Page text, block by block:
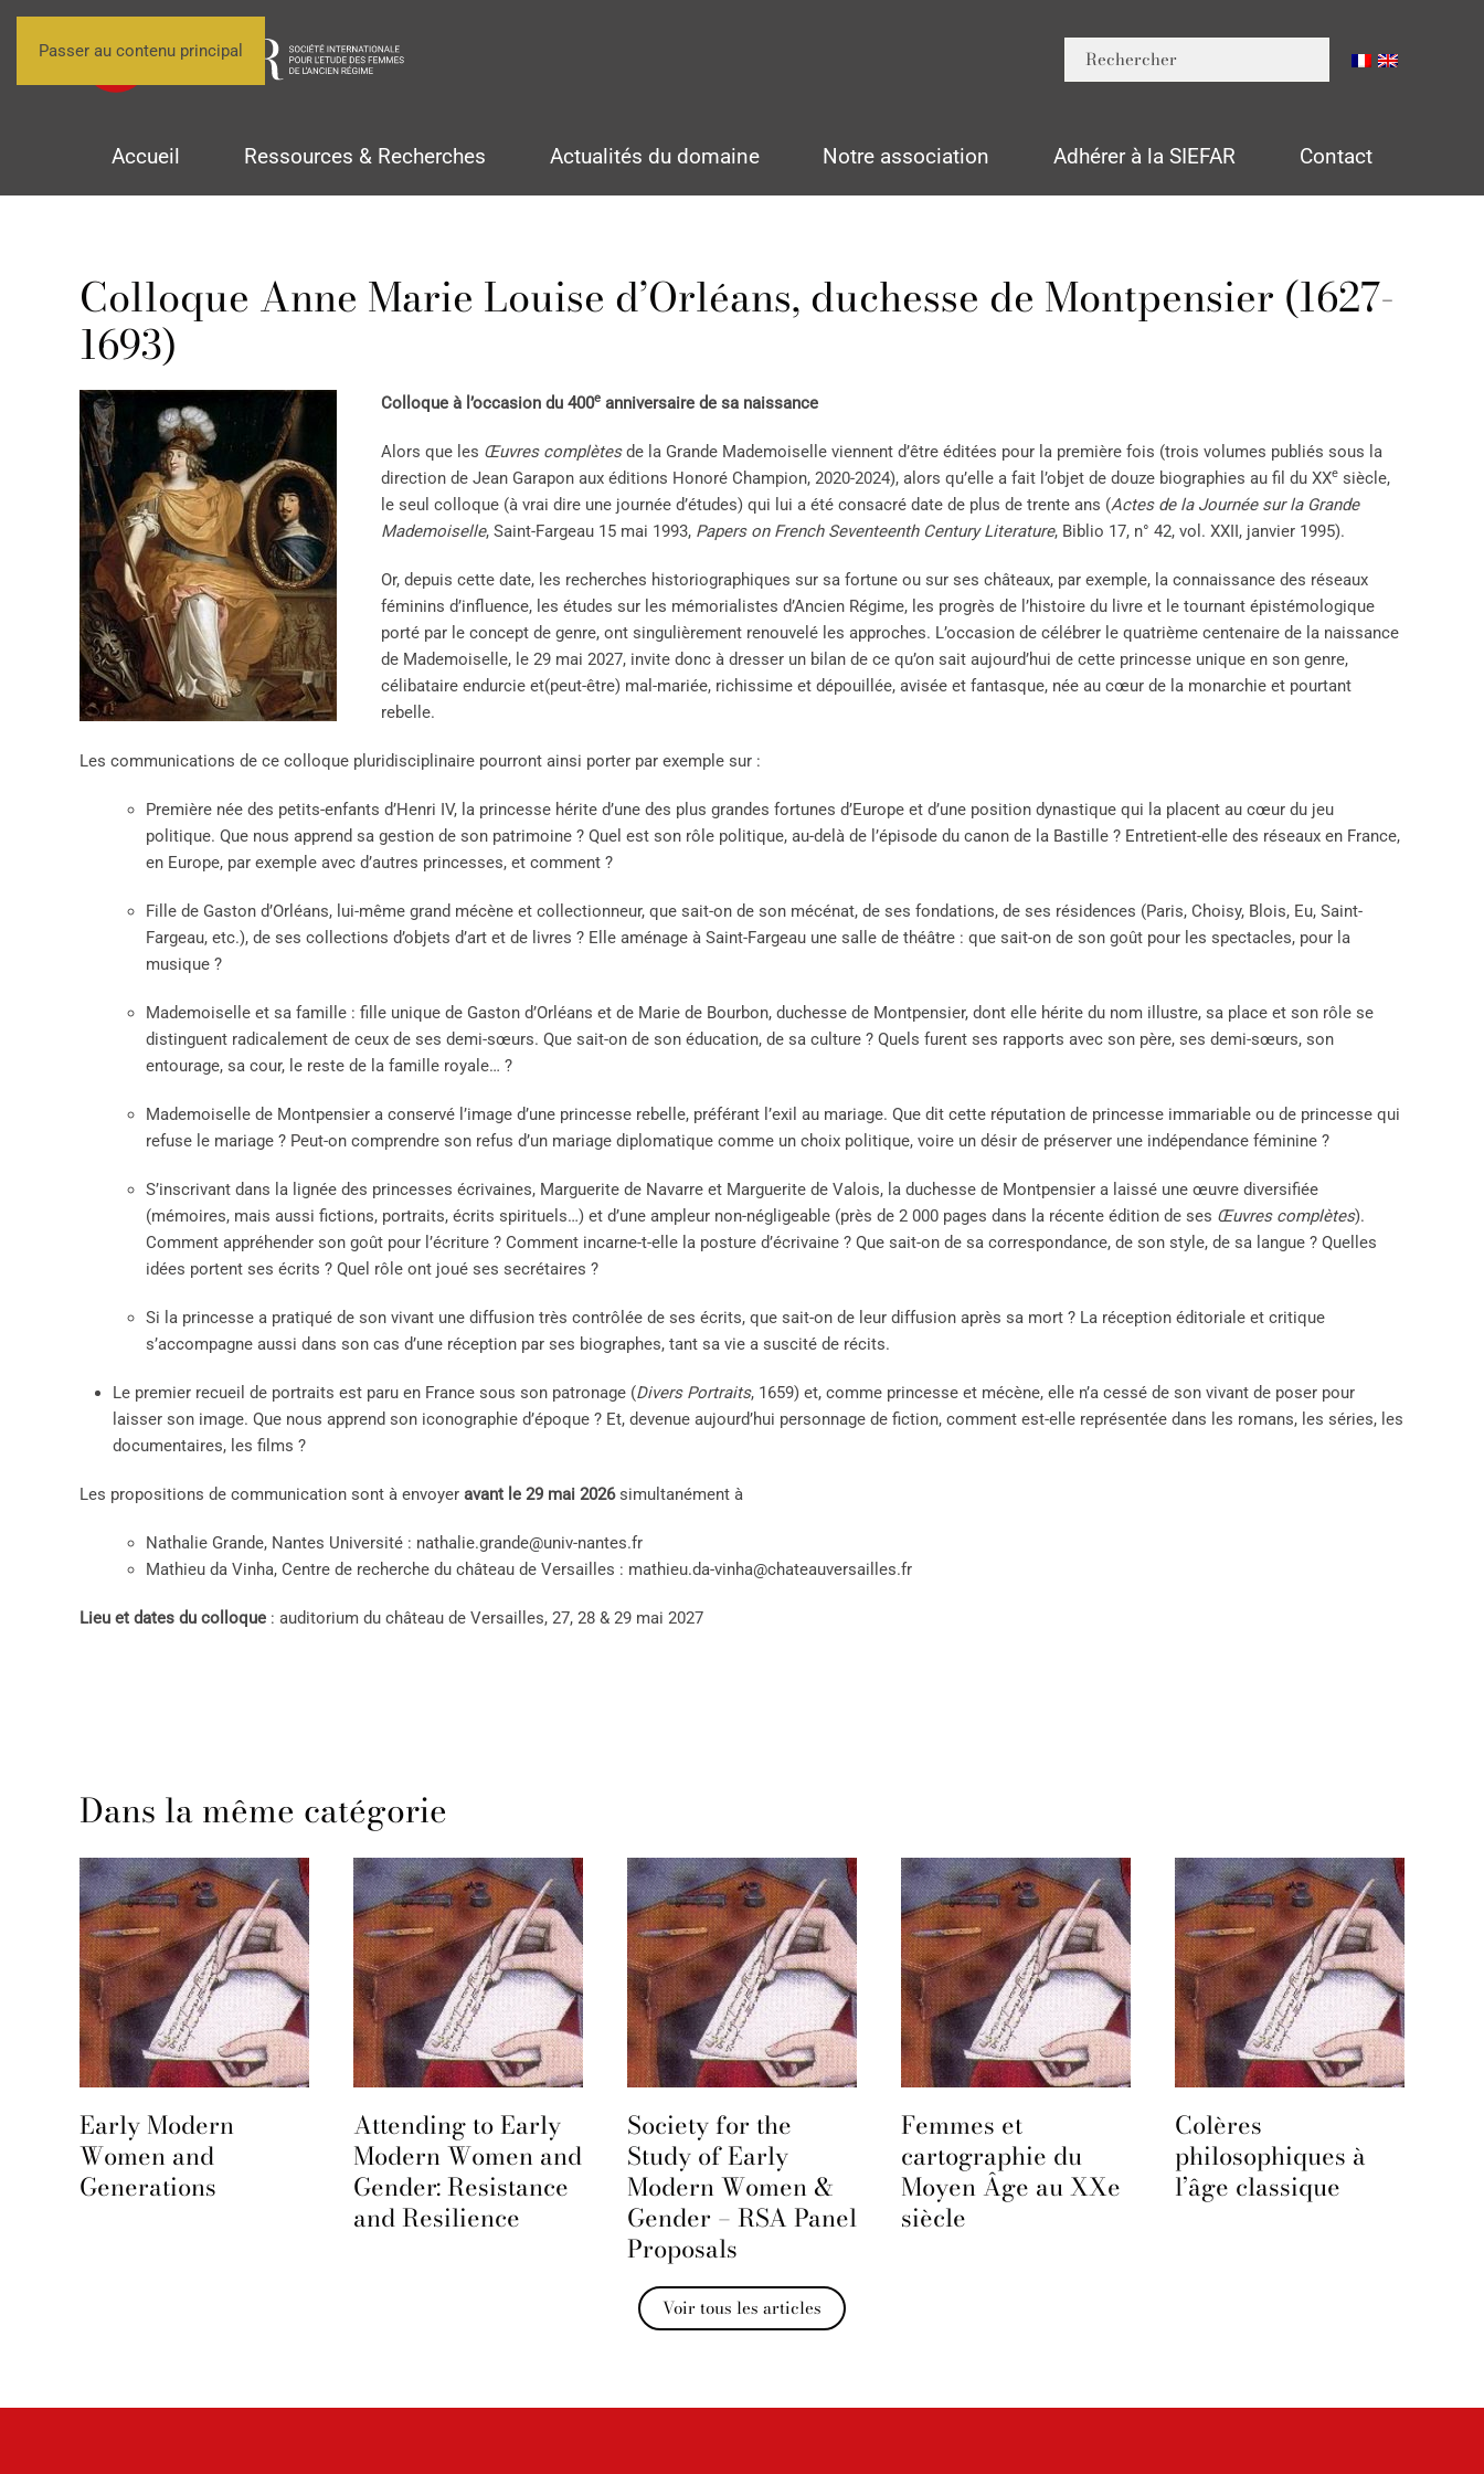
Passer au contenu principal
Accueil Ressources & Recherches Actualités du domaine Notre association Adhérer à la SIEFAR Contact
Colloque Anne Marie Louise d’Orléans, duchesse de Montpensier (1627-
1693)
Colloque à l’occasion du 400e anniversaire de sa naissance
Alors que les Œuvres complètesde la Grande Mademoiselle viennent d’être éditées pour la première fois (trois volumes publiés sous la
direction de Jean Garapon aux éditions Honoré Champion, 2020-2024), alors qu’elle a fait l’objet de douze biographies au fil du XXe siècle,
le seul colloque (à vrai dire une journée d’études) qui lui a été consacré date de plus de trente ans (Actes de la Journée sur la Grande
Mademoiselle, Saint-Fargeau 15 mai 1993, Papers on French Seventeenth Century Literature, Biblio 17, n° 42, vol. XXII, janvier 1995).
Or, depuis cette date, les recherches historiographiques sur sa fortune ou sur ses châteaux, par exemple, la connaissance des réseaux
féminins d’influence, les études sur les mémorialistes d’Ancien Régime, les progrès de l’histoire du livre et le tournant épistémologique
porté par le concept de genre, ont singulièrement renouvelé les approches. L’occasion de célébrer le quatrième centenaire de la naissance
de Mademoiselle, le 29 mai 2027, invite donc à dresser un bilan de ce qu’on sait aujourd’hui de cette princesse unique en son genre,
célibataire endurcie et(peut-être) mal-mariée, richissime et dépouillée, avisée et fantasque, née au cœur de la monarchie et pourtant
rebelle.
Les communications de ce colloque pluridisciplinaire pourront ainsi porter par exemple sur :
Première née des petits-enfants d’Henri IV, la princesse hérite d’une des plus grandes fortunes d’Europe et d’une position dynastique qui la placent au cœur du jeu
politique. Que nous apprend sa gestion de son patrimoine ? Quel est son rôle politique, au-delà de l’épisode du canon de la Bastille ? Entretient-elle des réseaux en France,
en Europe, par exemple avec d’autres princesses, et comment ?
Fille de Gaston d’Orléans, lui-même grand mécène et collectionneur, que sait-on de son mécénat, de ses fondations, de ses résidences (Paris, Choisy, Blois, Eu, Saint-
Fargeau, etc.), de ses collections d’objets d’art et de livres ? Elle aménage à Saint-Fargeau une salle de théâtre : que sait-on de son goût pour les spectacles, pour la
musique ?
Mademoiselle et sa famille : fille unique de Gaston d’Orléans et de Marie de Bourbon, duchesse de Montpensier, dont elle hérite du nom illustre, sa place et son rôle se
distinguent radicalement de ceux de ses demi-sœurs. Que sait-on de son éducation, de sa culture ? Quels furent ses rapports avec son père, ses demi-sœurs, son
entourage, sa cour, le reste de la famille royale… ?
Mademoiselle de Montpensier a conservé l’image d’une princesse rebelle, préférant l’exil au mariage. Que dit cette réputation de princesse immariable ou de princesse qui
refuse le mariage ? Peut-on comprendre son refus d’un mariage diplomatique comme un choix politique, voire un désir de préserver une indépendance féminine ?
S’inscrivant dans la lignée des princesses écrivaines, Marguerite de Navarre et Marguerite de Valois, la duchesse de Montpensier a laissé une œuvre diversifiée
(mémoires, mais aussi fictions, portraits, écrits spirituels…) et d’une ampleur non-négligeable (près de 2 000 pages dans la récente édition de ses Œuvres complètes).
Comment appréhender son goût pour l’écriture ? Comment incarne-t-elle la posture d’écrivaine ? Que sait-on de sa correspondance, de son style, de sa langue ? Quelles
idées portent ses écrits ? Quel rôle ont joué ses secrétaires ?
Si la princesse a pratiqué de son vivant une diffusion très contrôlée de ses écrits, que sait-on de leur diffusion après sa mort ? La réception éditoriale et critique
s’accompagne aussi dans son cas d’une réception par ses biographes, tant sa vie a suscité de récits.
Le premier recueil de portraits est paru en France sous son patronage (Divers Portraits, 1659) et, comme princesse et mécène, elle n’a cessé de son vivant de poser pour
laisser son image. Que nous apprend son iconographie d’époque ? Et, devenue aujourd’hui personnage de fiction, comment est-elle représentée dans les romans, les séries, les
documentaires, les films ?
Les propositions de communication sont à envoyer avant le 29 mai 2026simultanément à
Nathalie Grande, Nantes Université : nathalie.grande@univ-nantes.fr
Mathieu da Vinha, Centre de recherche du château de Versailles : mathieu.da-vinha@chateauversailles.fr
Lieu et dates du colloque : auditorium du château de Versailles, 27, 28 & 29 mai 2027
Dans la même catégorie
Early Modern
Women and
Generations
Attending to Early
Modern Women and
Gender: Resistance
and Resilience
Society for the
Study of Early
Modern Women &
Gender – RSA Panel
Proposals
Femmes et
cartographie du
Moyen Âge au XXe
siècle
Colères
philosophiques à
l’âge classique
Voir tous les articles